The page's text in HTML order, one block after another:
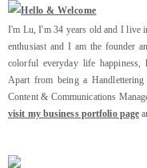
I'm Lu, I'm 34 years old and I live
enthusiast and I am the founder
colorful everyday life happiness,
Apart from being a
Content & Communications
visit my business portfolio page